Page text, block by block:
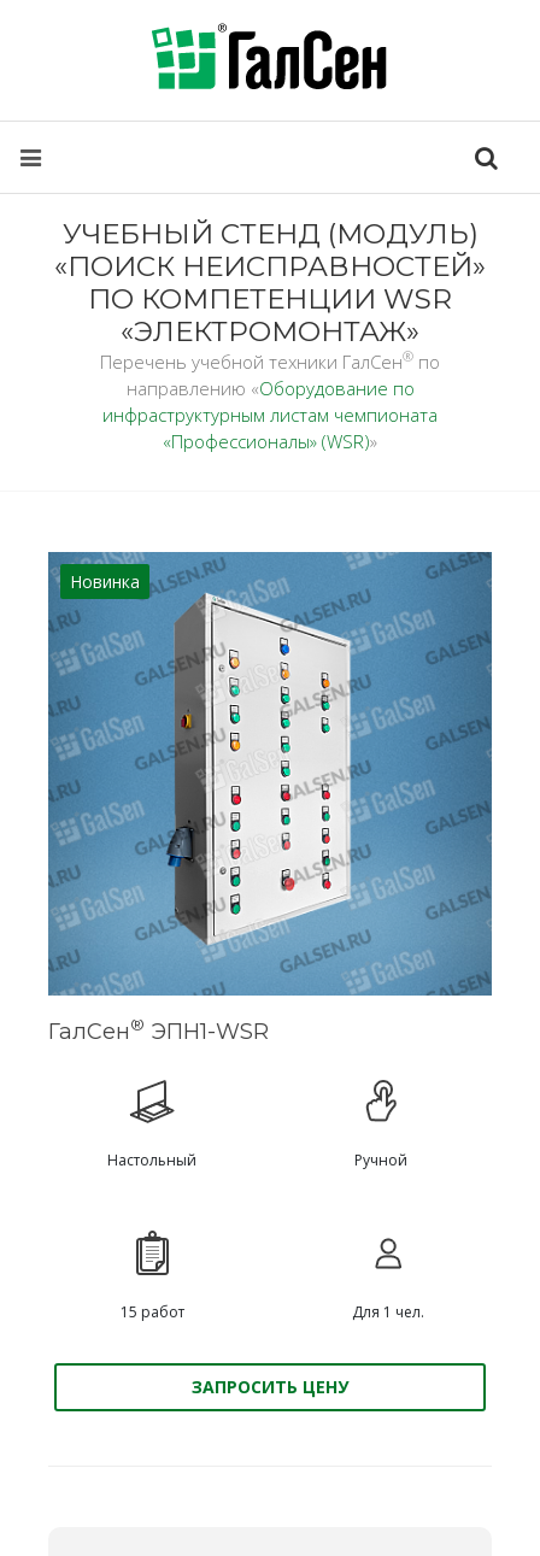
УЧЕБНЫЙ СТЕНД (МОДУЛЬ)
«ПОИСК НЕИСПРАВНОСТЕЙ»
ПО КОМПЕТЕНЦИИ WSR
«ЭЛЕКТРОМОНТАЖ»
Перечень учебной техники ГалСен® по
направлению «Оборудование по
инфраструктурным листам чемпионата
«Профессионалы» (WSR)»
Новинка
ГалСен® ЭПН1-WSR
Настольный Ручной
15 работ Для 1 чел.
ЗАПРОСИТЬ ЦЕНУ